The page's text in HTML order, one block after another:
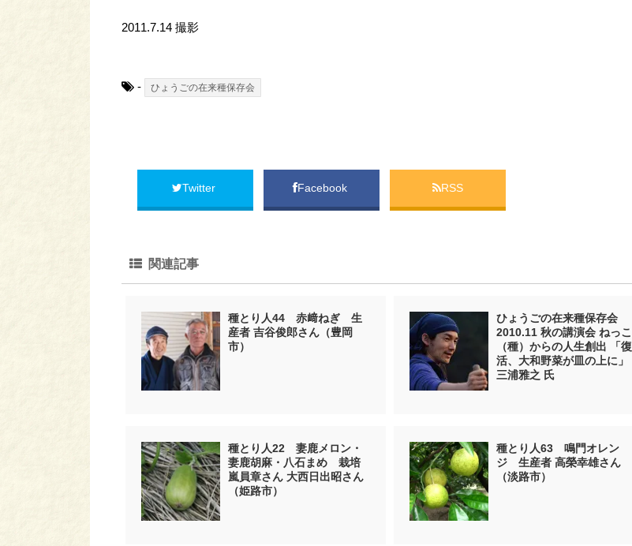
2011.7.14 撮影
- ひょうごの在来種保存会
Twitter Facebook RSS
関連記事
種とり人44 赤﨑ねぎ 生
産者 吉谷俊郎さん（豊岡
市）
ひょうごの在来種保存会
2010.11 秋の講演会 ねっこ
（種）からの人生創出 「復
活、大和野菜が皿の上に」
三浦雅之 氏
種とり人22 妻鹿メロン・
妻鹿胡麻・八石まめ 栽培
嵐員章さん 大西日出昭さん
（姫路市）
種とり人63 鳴門オレン
ジ 生産者 高榮幸雄さん
（淡路市）